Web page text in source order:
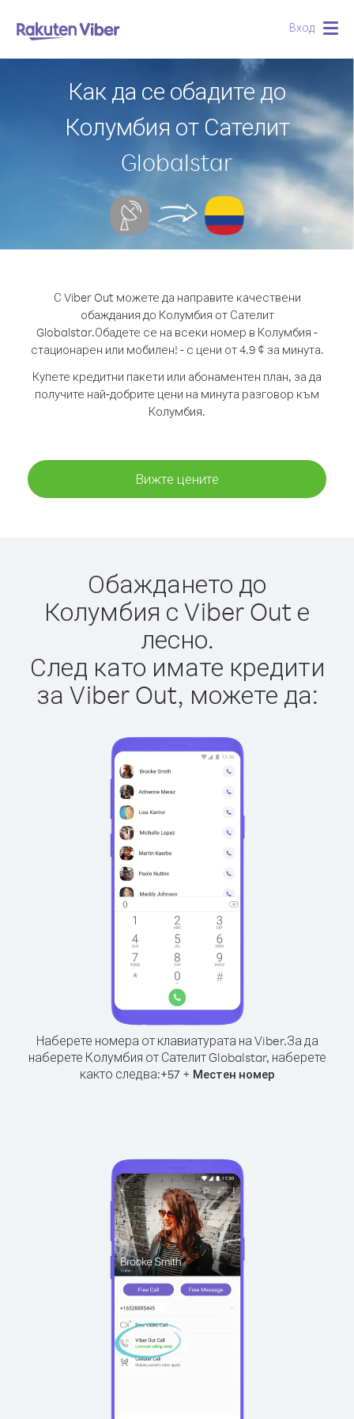
Вход
Как да се обадите до
Колумбия от Сателит
Globalstar
С Viber Out можете да направите качествени
обаждания до Колумбия от Сателит
Globalstar.Обадете се на всеки номер в Колумбия -
стационарен или мобилен! - с цени от 4.9 ¢ за минута.
Купете кредитни пакети или абонаментен план, за да
получите най-добрите цени на минута разговор към
Колумбия.
Вижте цените
Обаждането до
Колумбия с Viber Out е
лесно.
След като имате кредити
за Viber Out, можете да:
Наберете номера от клавиатурата на Viber.За да
наберете Колумбия от Сателит Globalstar, наберете
както следва:+57+ Местен номер